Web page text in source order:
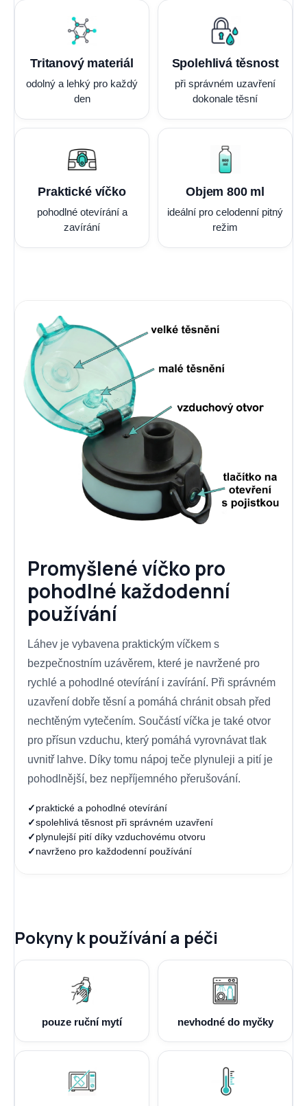
Tritanový materiál
odolný a lehký pro každý
den
Spolehlivá těsnost
při správném uzavření
dokonale těsní
Praktické víčko
pohodlné otevírání a
zavírání
Objem 800 ml
ideální pro celodenní pitný
režim
Promyšlené víčko pro
pohodlné každodenní
používání
Láhev je vybavena praktickým víčkem s
bezpečnostním uzávěrem, které je navržené pro
rychlé a pohodlné otevírání i zavírání. Při správném
uzavření dobře těsní a pomáhá chránit obsah před
nechtěným vytečením. Součástí víčka je také otvor
pro přísun vzduchu, který pomáhá vyrovnávat tlak
uvnitř lahve. Díky tomu nápoj teče plynuleji a pití je
pohodlnější, bez nepříjemného přerušování.
✓praktické a pohodlné otevírání
✓spolehlivá těsnost při správném uzavření
✓plynulejší pití díky vzduchovému otvoru
✓navrženo pro každodenní používání
Pokyny k používání a péči
pouze ruční mytí nevhodné do myčky